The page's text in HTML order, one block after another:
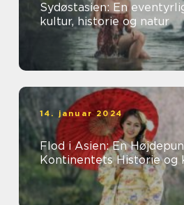
Sydøstasien: En
kultur, historie og natur
14. januar 2024
Flod i Asien: En
Kontinentets Historie og